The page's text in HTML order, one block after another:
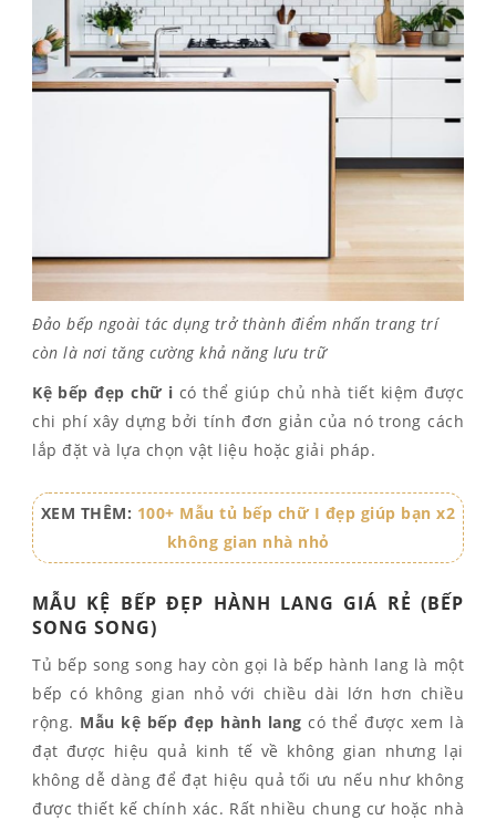
Đảo bếp ngoài tác dụng trở thành điểm nhấn trang trí
còn là nơi tăng cường khả năng lưu trữ
Kệ bếp đẹp chữ i có thể giúp chủ nhà tiết kiệm được
chi phí xây dựng bởi tính đơn giản của nó trong cách
lắp đặt và lựa chọn vật liệu hoặc giải pháp.
XEM THÊM: 100+ Mẫu tủ bếp chữ I đẹp giúp bạn x2
không gian nhà nhỏ
MẪU KỆ BẾP ĐẸP HÀNH LANG GIÁ RẺ (BẾP
SONG SONG)
Tủ bếp song song hay còn gọi là bếp hành lang là một
bếp có không gian nhỏ với chiều dài lớn hơn chiều
rộng. Mẫu kệ bếp đẹp hành lang có thể được xem là
đạt được hiệu quả kinh tế về không gian nhưng lại
không dễ dàng để đạt hiệu quả tối ưu nếu như không
được thiết kế chính xác. Rất nhiều chung cư hoặc nhà